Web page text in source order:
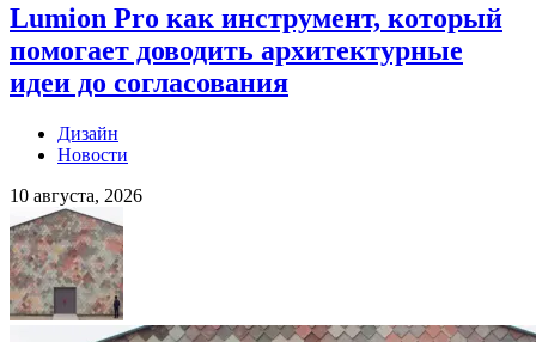
Lumion Pro как инструмент, который
помогает доводить архитектурные
идеи до согласования
Дизайн
Новости
10 августа, 2026